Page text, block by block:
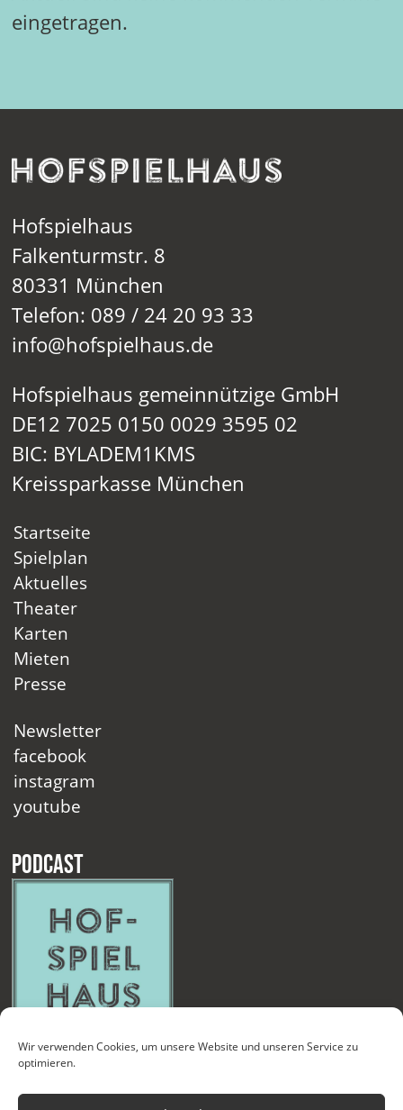
Wir verwenden Cookies, um unsere Website und unseren Service zu
optimieren.
eingetragen.
Hofspielhaus
Falkenturmstr. 8
80331 München
Telefon: 089 / 24 20 93 33
info@hofspielhaus.de
Hofspielhaus gemeinnützige GmbH
DE12 7025 0150 0029 3595 02
BIC: BYLADEM1KMS
Kreissparkasse München
Startseite
Spielplan
Aktuelles
Theater
Karten
Mieten
Presse
Newsletter
facebook
instagram
youtube
Podcast